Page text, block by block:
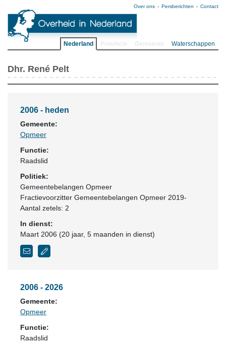
Over ons Persberichten Contact
Nederland Waterschappen
Dhr. René Pelt
2006 - heden
Gemeente:
Opmeer
Functie:
Raadslid
Politiek:
Gemeentebelangen Opmeer
Fractievoorzitter Gemeentebelangen Opmeer 2019-
Aantal zetels: 2
In dienst:
Maart 2006 (20 jaar, 5 maanden in dienst)
2006 - 2026
Gemeente:
Opmeer
Functie:
Raadslid